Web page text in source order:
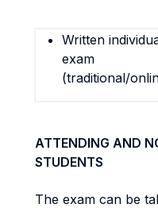
Written
exam
(traditional/
ATTENDING AND
STUDENTS
The exam can be